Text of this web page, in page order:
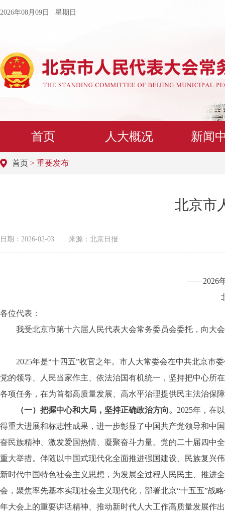
2026年08月09日 星期日
首页 人大概况 新闻
首页 > 重要发布
北京市
日期：2026-02-03 来源：北京日报
——2026年
各位代表：
我受北京市第十六届人民代表大会常务委员会委托，向大
2025年是“十四五”收官之年。市人大常委会在中共北京市
党的领导、人民当家作主、依法治国有机统一，坚持把中心所
各项任务，在为首都高质量发展、高水平治理提供民主法治保
（一）把握中心和大局，坚持正确政治方向。 2025年，在
得重大进展和标志性成果，进一步彰显了中国共产党领导和中
奋民族精神、激发爱国热情、凝聚奋斗力量。党的二十届四中
重大举措。伴随以中国式现代化全面推进强国建设、民族复兴
新时代中国特色社会主义思想，为发展全过程人民民主、推进
会，聚焦率先基本实现社会主义现代化，部署北京“十五五”战
年大会上的重要讲话精神、推动新时代人大工作高质量发展作